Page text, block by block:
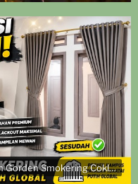
Transformasi Ruangan | Pemasangan Gorden Smokering Coklat di Kampus Yayasan Teratai Putih Global